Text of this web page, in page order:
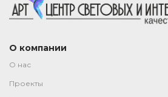
О компании
О нас
Проекты